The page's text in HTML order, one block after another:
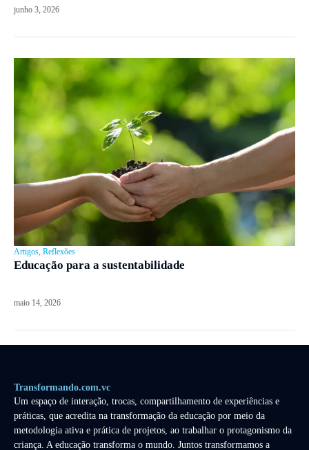
junho 3, 2026
Artigos, Reflexões
Educação para a sustentabilidade
maio 14, 2026
Transformando.com.vc
Um espaço de interação, trocas, compartilhamento de experiências e
práticas, que acredita na transformação da educação por meio da
metodologia ativa e prática de projetos, ao trabalhar o protagonismo da
criança. A educação transforma o mundo. Juntos transformamos a